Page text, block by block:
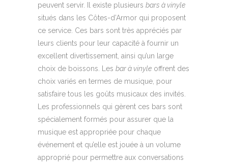
peuvent servir. Il existe plusieurs bars à vinyle
situés dans les Côtes-d’Armor qui proposent
ce service. Ces bars sont très appréciés par
leurs clients pour leur capacité à fournir un
excellent divertissement, ainsi qu’un large
choix de boissons. Les bar à vinyle offrent des
choix variés en termes de musique, pour
satisfaire tous les goûts musicaux des invités.
Les professionnels qui gèrent ces bars sont
spécialement formés pour assurer que la
musique est appropriée pour chaque
événement et qu’elle est jouée à un volume
approprié pour permettre aux conversations